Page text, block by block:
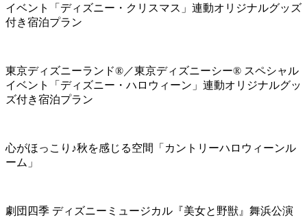
イベント「ディズニー・クリスマス」連動オリジナルグッズ
付き宿泊プラン
東京ディズニーランド®／東京ディズニーシー® スペシャル
イベント「ディズニー・ハロウィーン」連動オリジナルグッ
ズ付き宿泊プラン
心がほっこり♪秋を感じる空間「カントリーハロウィーンル
ーム」
劇団四季 ディズニーミュージカル『美女と野獣』舞浜公演